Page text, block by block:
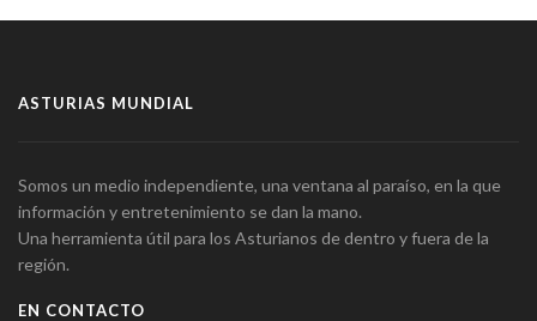
ASTURIAS MUNDIAL
Somos un medio independiente, una ventana al paraíso, en la que
información y entretenimiento se dan la mano.
Una herramienta útil para los Asturianos de dentro y fuera de la
región.
EN CONTACTO